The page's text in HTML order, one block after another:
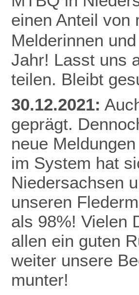
einen Anteil von
Melderinnen
Jahr! Lasst uns
teilen. Bleibt
30.12.2021:
geprägt.
neue
im System hat
Niedersachsen
unseren
als 98%! Vielen
allen ein guten
weiter unsere
munter!